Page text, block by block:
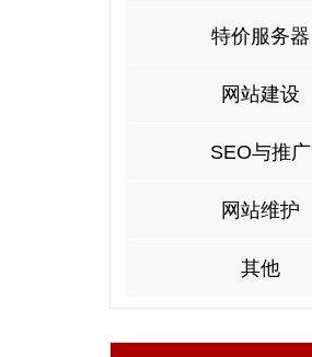
特价服务器
网站建设
SEO与推广
网站维护
其他